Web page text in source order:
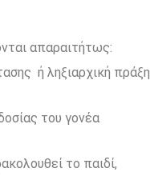
απαραιτήτως:
ή ληξιαρχική πράξη
του γονέα
το παιδί,